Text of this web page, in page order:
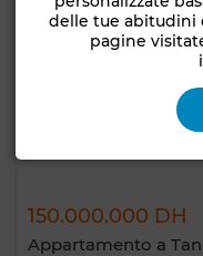
150.000.000 DH
Appartamento a
delle tue abitudini
pagine